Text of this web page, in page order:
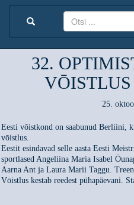
32.
25.
Eesti vōistkond on saabunud Berliini,
vōistlus.
Eestit esindavad selle aasta Eesti
sportlased Angeliina Maria Isabel
Aarna Ant ja Laura Marii Taggu.
Vōistlus kestab reedest pühapäevani.